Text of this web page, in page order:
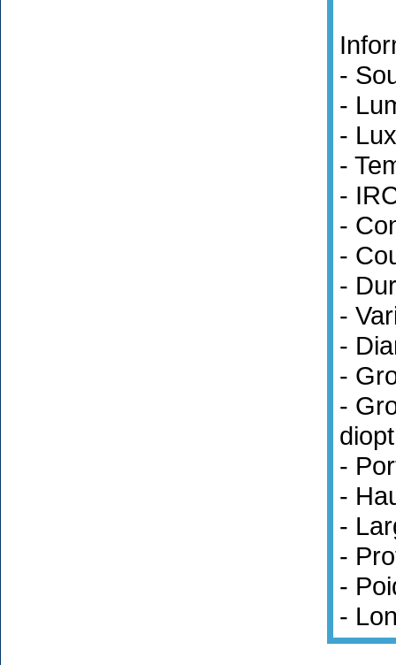
-
-
-
-
-
-
-
-
-
-
-
-
-
-
-
-
-
-